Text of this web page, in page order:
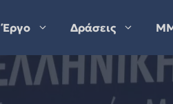
Έργο Δράσεις